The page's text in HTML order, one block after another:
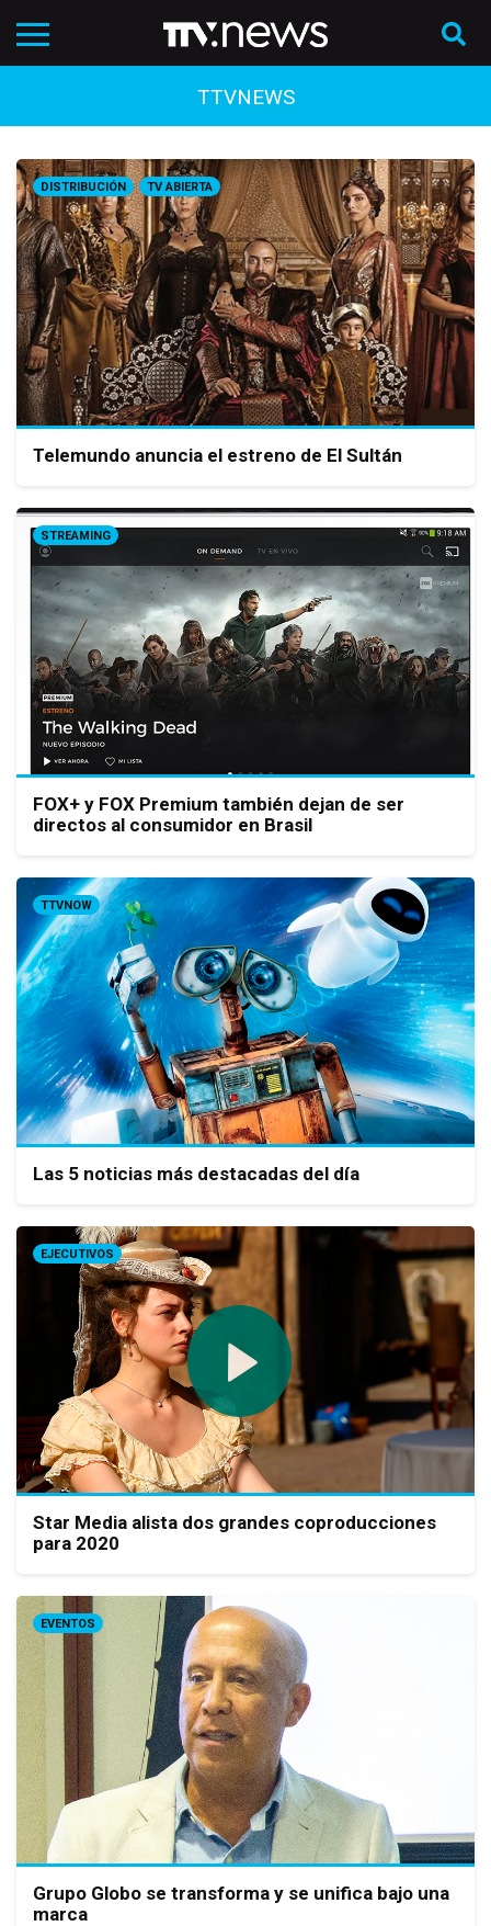
TTVNEWS
DISTRIBUCIÓN TV ABIERTA
Telemundo anuncia el estreno de El Sultán
STREAMING
FOX+ y FOX Premium también dejan de ser
directos al consumidor en Brasil
TTVNOW
Las 5 noticias más destacadas del día
EJECUTIVOS
Star Media alista dos grandes coproducciones
para 2020
EVENTOS
Grupo Globo se transforma y se unifica bajo una
marca